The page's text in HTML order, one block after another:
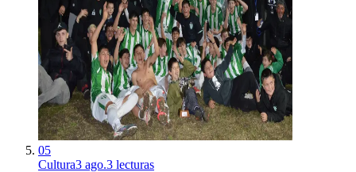
05
Cultura3 ago.3 lecturas